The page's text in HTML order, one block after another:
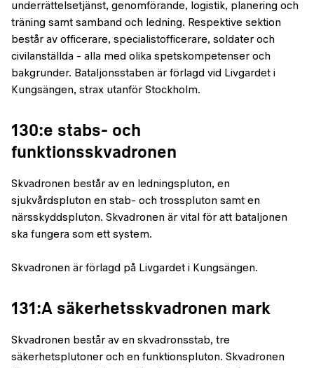
underrättelsetjänst, genomförande, logistik, planering och
träning samt samband och ledning. Respektive sektion
består av officerare, specialistofficerare, soldater och
civilanställda - alla med olika spetskompetenser och
bakgrunder. Bataljonsstaben är förlagd vid Livgardet i
Kungsängen, strax utanför Stockholm.
130:e stabs- och
funktionsskvadronen
Skvadronen består av en ledningspluton, en
sjukvårdspluton en stab- och trosspluton samt en
närsskyddspluton. Skvadronen är vital för att bataljonen
ska fungera som ett system.
Skvadronen är förlagd på Livgardet i Kungsängen.
131:A säkerhetsskvadronen mark
Skvadronen består av en skvadronsstab, tre
säkerhetsplutoner och en funktionspluton. Skvadronen